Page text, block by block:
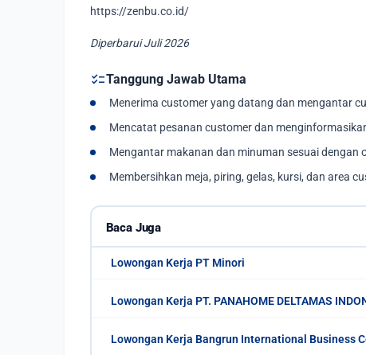
https://zenbu.co.id/
Diperbarui Juli 2026
checklistTanggung Jawab Utama
Menerima customer yang datang dan mengantar
Mencatat pesanan customer dan
Mengantar makanan dan minuman sesuai dengan
Membersihkan meja, piring, gelas, kursi, dan area
Baca Juga
Lowongan Kerja PT Minori
Lowongan Kerja PT. PANAHOME DELTAMAS
Lowongan Kerja Bangrun International Business